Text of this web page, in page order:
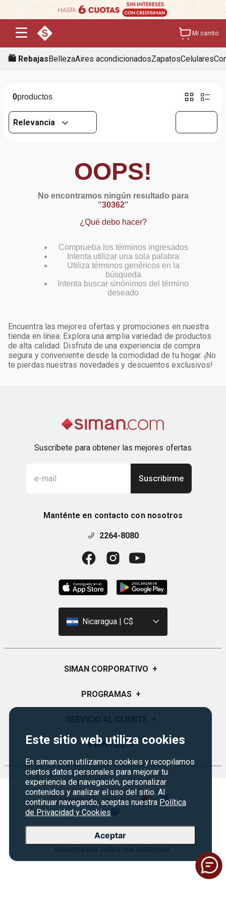
Mi carrito
🛍️ RebajasBellezaAires acondicionadosZapatosCelulares
Este sitio web utiliza cookies
En siman.com utilizamos cookies y recopilamos
ciertos datos personales para mejorar tu
experiencia de navegación, personalizar
contenidos y analizar el uso del sitio. Al
continuar navegando, aceptas nuestra Política
de Privacidad y Cookies
Aceptar
0
Relevancia
OOPS!
No encontramos ningún resultado para
"30362"
¿Qué debo hacer?
Comprueba los términos ingresados
Intenta utilizar una sola palabra
Utiliza términos genéricos en la
búsqueda
Intenta buscar sinónimos del término
deseado
Encuentra las mejores ofertas y promociones en nuestra
tienda en línea. Explora una amplia variedad de productos
de alta calidad. Disfruta de una experiencia de compra
segura y conveniente desde la comodidad de tu hogar. ¡No
te pierdas nuestras novedades y descuentos exclusivos!
Suscríbete para obtener las mejores ofertas
Suscribirme
Manténte en contacto con nosotros
2264-8080
Nicaragua | C$
SIMAN CORPORATIVO +
Quiénes Somos
Visión y Misión
Sucursales
Servicios
Empleos Siman
PROGRAMAS +
Certificados de Regalo
Credisiman
Preguntas Frecuentes
Política de devoluciones
Contáctenos
Seguridad del sitio
Política de Privacidad
Condiciones ofertas
Terminos Legales
EVENTOS +
Fiesta del fútbol
Rebajas
Copyright © 2026 Almacenes Siman Nicaragua.